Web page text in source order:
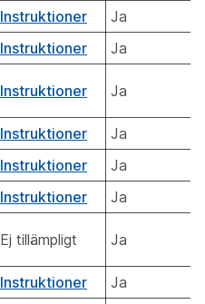
Instruktioner
Ja
Instruktioner
Ja
Instruktioner Ja
Instruktioner
Ja
Instruktioner
Ja
Instruktioner
Ja
Ej tillämpligt Ja
Instruktioner
Ja